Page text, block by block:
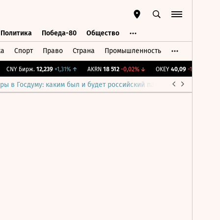
Политика Победа-80 Общество
Спорт Право Страна Промышленность
CNY Бирж. 12,239 +1,31%↑ AKRN 18 512 -0,02%↓ OKEY 40,09 -1,91%
в Госдуму: каким был и будет российский парламент